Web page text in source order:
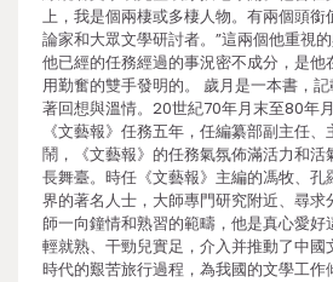
上，我是個兩棲或多棲人物。有兩個頭
論家和大眾文學研討者。”這兩個他重視
他已經的任務經過的事況密不成分，是他
用勤奮的雙手發明的。 歲月是一本書，
著回想與溫情。20世紀70年月末至80年
《文藝報》任務五年，任編纂部副主任
鬧，《文藝報》的任務氣氛佈滿活力和
長舞臺。時任《文藝報》主編的馮牧、
界的著名人士，大師專門研究附近、尋
師一向鐘情和熟習的範疇，他是真心愛好
輕就熟、干勁兒實足，介入并推動了中
時代的艱苦旅行過程，為我國的文學工作